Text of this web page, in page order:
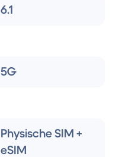
6.1
5G
Physische SIM +
eSIM